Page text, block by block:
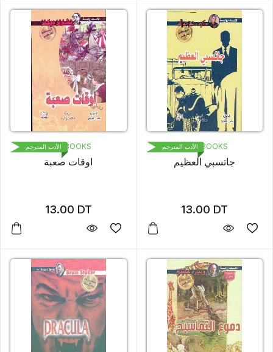
1000 BOOKS
اوقات صعبة
13.00 DT
الأدب المترجم 1000 BOOKS
جاتسبي العظيم
13.00 DT
الأدب المترجم